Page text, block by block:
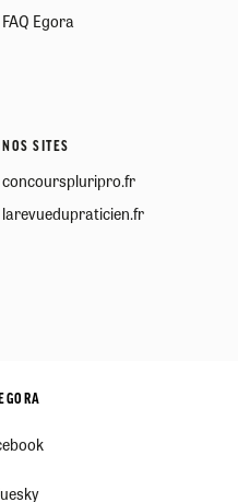
FAQ Egora
NOS SITES
concourspluripro.fr
larevuedupraticien.fr